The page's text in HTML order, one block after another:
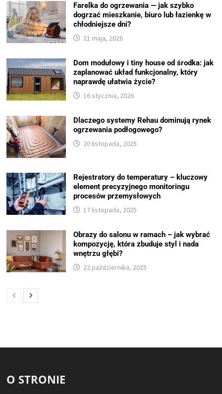
Farelka do ogrzewania — jak szybko
dogrzać mieszkanie, biuro lub łazienkę w
chłodniejsze dni?
21 maja, 2026
Dom modułowy i tiny house od środka: jak
zaplanować układ funkcjonalny, który
naprawdę ułatwia życie?
16 stycznia, 2026
Dlaczego systemy Rehau dominują rynek
ogrzewania podłogowego?
20 listopada, 2025
Rejestratory do temperatury – kluczowy
element precyzyjnego monitoringu
procesów przemysłowych
17 listopada, 2025
Obrazy do salonu w ramach – jak wybrać
kompozycję, która zbuduje styl i nada
wnętrzu głębi?
22 października, 2025
O STRONIE